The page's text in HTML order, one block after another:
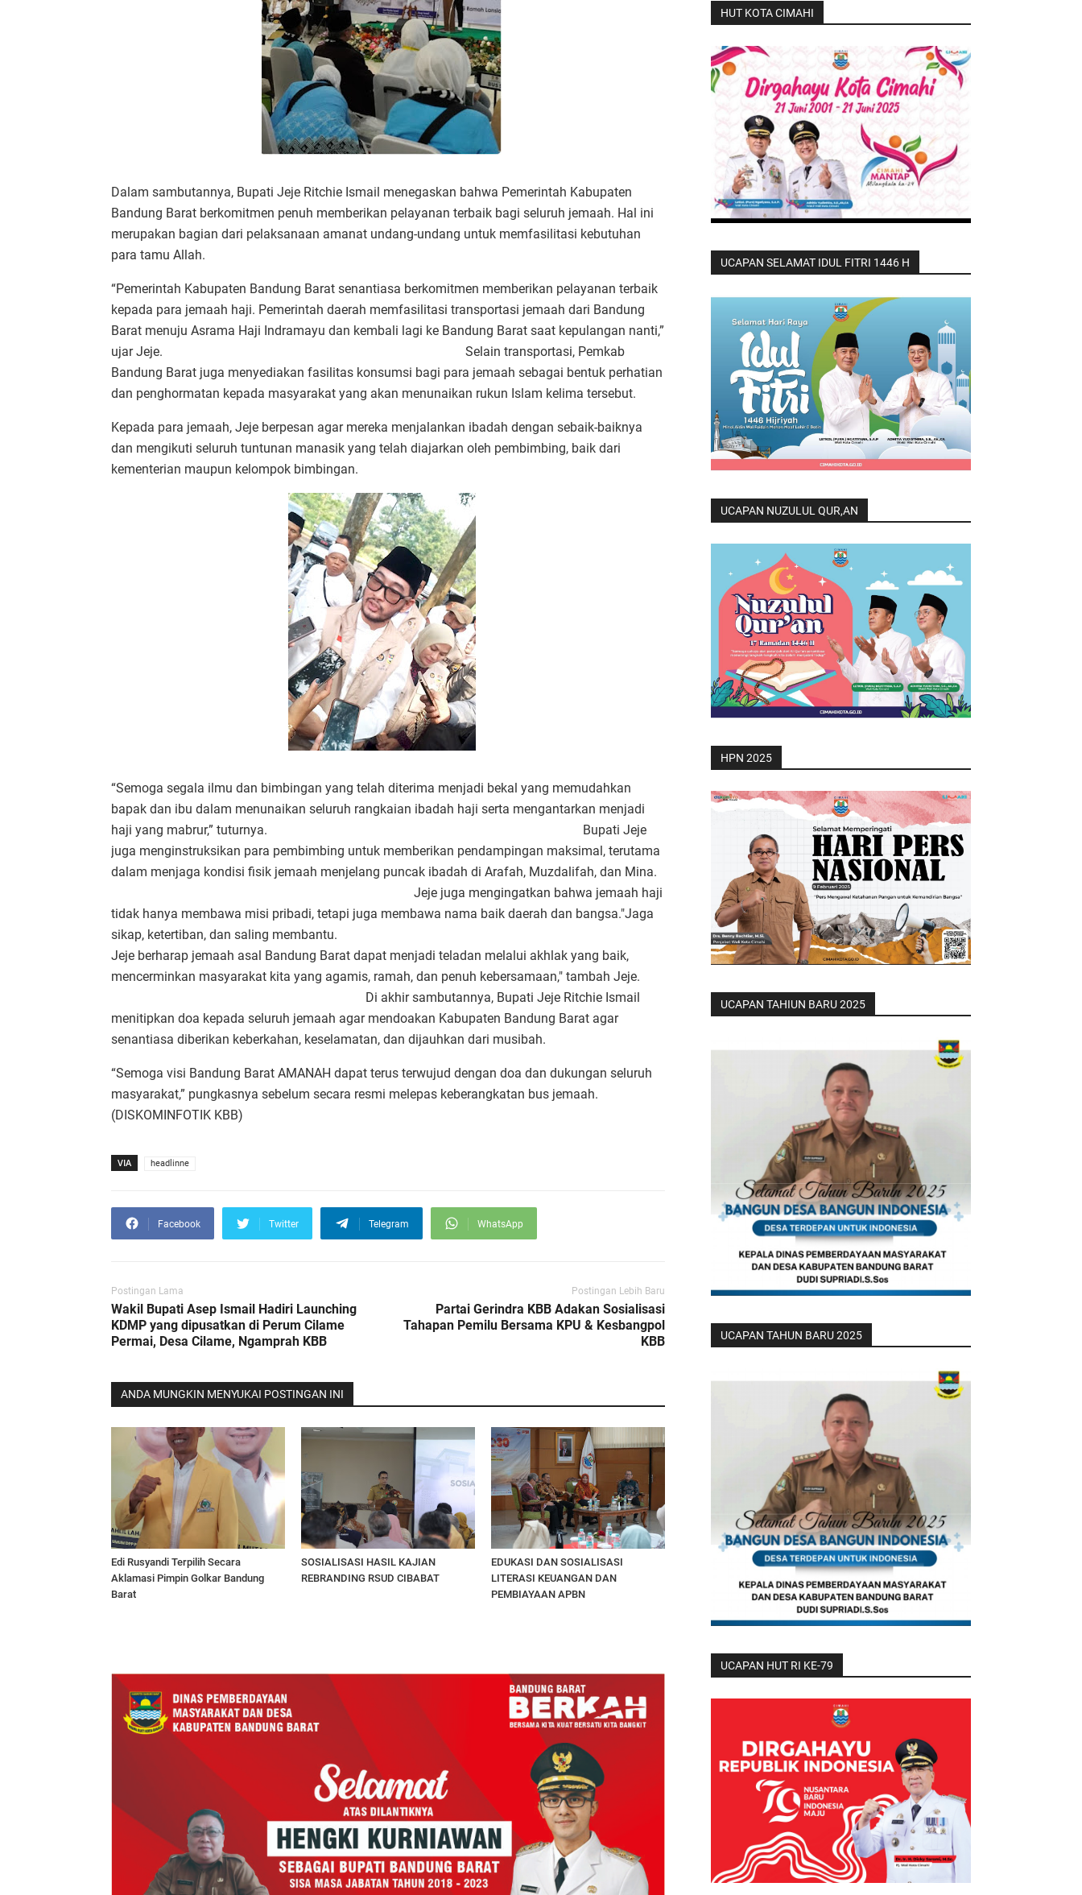
Dalam sambutannya, Bupati Jeje Ritchie Ismail menegaskan bahwa Pemerintah Kabupaten
Bandung Barat berkomitmen penuh memberikan pelayanan terbaik bagi seluruh jemaah. Hal ini
merupakan bagian dari pelaksanaan amanat undang-undang untuk memfasilitasi kebutuhan
para tamu Allah.
“Pemerintah Kabupaten Bandung Barat senantiasa berkomitmen memberikan pelayanan terbaik
kepada para jemaah haji. Pemerintah daerah memfasilitasi transportasi jemaah dari Bandung
Barat menuju Asrama Haji Indramayu dan kembali lagi ke Bandung Barat saat kepulangan nanti,”
ujar Jeje. Selain transportasi, Pemkab
Bandung Barat juga menyediakan fasilitas konsumsi bagi para jemaah sebagai bentuk perhatian
dan penghormatan kepada masyarakat yang akan menunaikan rukun Islam kelima tersebut.
Kepada para jemaah, Jeje berpesan agar mereka menjalankan ibadah dengan sebaik-baiknya
dan mengikuti seluruh tuntunan manasik yang telah diajarkan oleh pembimbing, baik dari
kementerian maupun kelompok bimbingan.
“Semoga segala ilmu dan bimbingan yang telah diterima menjadi bekal yang memudahkan
bapak dan ibu dalam menunaikan seluruh rangkaian ibadah haji serta mengantarkan menjadi
haji yang mabrur,” tuturnya. Bupati Jeje
juga menginstruksikan para pembimbing untuk memberikan pendampingan maksimal, terutama
dalam menjaga kondisi fisik jemaah menjelang puncak ibadah di Arafah, Muzdalifah, dan Mina.
Jeje juga mengingatkan bahwa jemaah haji
tidak hanya membawa misi pribadi, tetapi juga membawa nama baik daerah dan bangsa."Jaga
sikap, ketertiban, dan saling membantu.
Jeje berharap jemaah asal Bandung Barat dapat menjadi teladan melalui akhlak yang baik,
mencerminkan masyarakat kita yang agamis, ramah, dan penuh kebersamaan," tambah Jeje.
Di akhir sambutannya, Bupati Jeje Ritchie Ismail
menitipkan doa kepada seluruh jemaah agar mendoakan Kabupaten Bandung Barat agar
senantiasa diberikan keberkahan, keselamatan, dan dijauhkan dari musibah.
“Semoga visi Bandung Barat AMANAH dapat terus terwujud dengan doa dan dukungan seluruh
masyarakat,” pungkasnya sebelum secara resmi melepas keberangkatan bus jemaah.
(DISKOMINFOTIK KBB)
VIA headlinne
Facebook Twitter Telegram WhatsApp
Postingan Lama
Wakil Bupati Asep Ismail Hadiri Launching
KDMP yang dipusatkan di Perum Cilame
Permai, Desa Cilame, Ngamprah KBB
Postingan Lebih Baru
Partai Gerindra KBB Adakan Sosialisasi
Tahapan Pemilu Bersama KPU & Kesbangpol
KBB
ANDA MUNGKIN MENYUKAI POSTINGAN INI
Edi Rusyandi Terpilih Secara
Aklamasi Pimpin Golkar Bandung
Barat
SOSIALISASI HASIL KAJIAN
REBRANDING RSUD CIBABAT
EDUKASI DAN SOSIALISASI
LITERASI KEUANGAN DAN
PEMBIAYAAN APBN
HUT KOTA CIMAHI
UCAPAN SELAMAT IDUL FITRI 1446 H
UCAPAN NUZULUL QUR,AN
HPN 2025
UCAPAN TAHIUN BARU 2025
UCAPAN TAHUN BARU 2025
UCAPAN HUT RI KE-79